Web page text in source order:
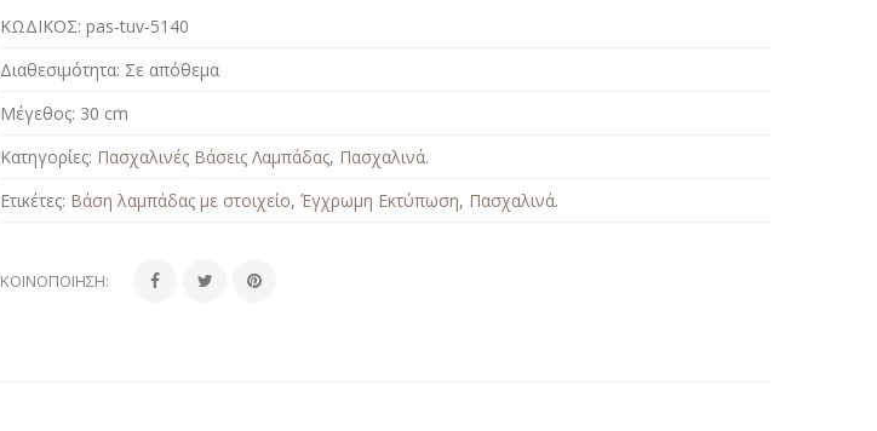
ΚΩΔΙΚΟΣ: pas-tuv-5140
Διαθεσιμότητα: Σε απόθεμα
Μέγεθος: 30 cm
Κατηγορίες: Πασχαλινές Βάσεις Λαμπάδας, Πασχαλινά.
Ετικέτες: Βάση λαμπάδας με στοιχείο,Έγχρωμη Εκτύπωση, Πασχαλινά.
ΚΟΙΝΟΠΟΊΗΣΗ: